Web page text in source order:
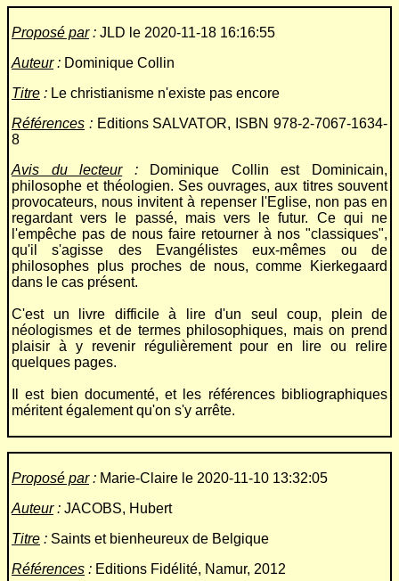
Proposé par: JLD le 2020-11-18 16:16:55
Auteur: Dominique Collin
Titre : Le christianisme n'existe pas encore
Références : Editions SALVATOR, ISBN 978-2-7067-1634-
8
Avis du lecteur: Dominique Collin est Dominicain,
philosophe et théologien. Ses ouvrages, aux titres souvent
provocateurs, nous invitent à repenser l'Eglise, non pas en
regardant vers le passé, mais vers le futur. Ce qui ne
l'empêche pas de nous faire retourner à nos "classiques",
qu'il s'agisse des Evangélistes eux-mêmes ou de
philosophes plus proches de nous, comme Kierkegaard
dans le cas présent.
C'est un livre difficile à lire d'un seul coup, plein de
néologismes et de termes philosophiques, mais on prend
plaisir à y revenir régulièrement pour en lire ou relire
quelques pages.
Il est bien documenté, et les références bibliographiques
méritent également qu'on s'y arrête.
Proposé par: Marie-Claire le 2020-11-10 13:32:05
Auteur: JACOBS, Hubert
Titre : Saints et bienheureux de Belgique
Références : Editions Fidélité, Namur, 2012